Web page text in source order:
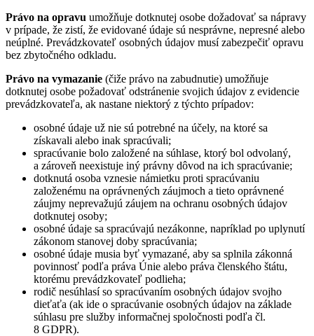
Právo na opravu umožňuje dotknutej osobe dožadovať sa nápravy
v prípade, že zistí, že evidované údaje sú nesprávne, nepresné alebo
neúplné. Prevádzkovateľ osobných údajov musí zabezpečiť opravu
bez zbytočného odkladu.
Právo na vymazanie (čiže právo na zabudnutie) umožňuje
dotknutej osobe požadovať odstránenie svojich údajov z evidencie
prevádzkovateľa, ak nastane niektorý z týchto prípadov:
osobné údaje už nie sú potrebné na účely, na ktoré sa
získavali alebo inak spracúvali;
spracúvanie bolo založené na súhlase, ktorý bol odvolaný,
a zároveň neexistuje iný právny dôvod na ich spracúvanie;
dotknutá osoba vznesie námietku proti spracúvaniu
založenému na oprávnených záujmoch a tieto oprávnené
záujmy neprevažujú záujem na ochranu osobných údajov
dotknutej osoby;
osobné údaje sa spracúvajú nezákonne, napríklad po uplynutí
zákonom stanovej doby spracúvania;
osobné údaje musia byť vymazané, aby sa splnila zákonná
povinnosť podľa práva Únie alebo práva členského štátu,
ktorému prevádzkovateľ podlieha;
rodič nesúhlasí so spracúvaním osobných údajov svojho
dieťaťa (ak ide o spracúvanie osobných údajov na základe
súhlasu pre služby informačnej spoločnosti podľa čl.
8 GDPR).